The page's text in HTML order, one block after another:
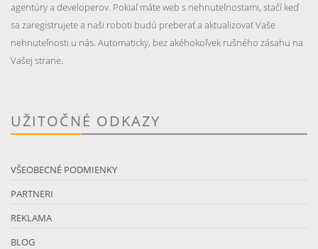
agentúry a developerov. Pokiaľ máte web s nehnuteľnostami, stačí keď
sa zaregistrujete a naši roboti budú preberať a aktualizovať Vaše
nehnuteľnosti u nás. Automaticky, bez akéhokoľvek rušného zásahu na
Vašej strane.
UŽITOČNÉ ODKAZY
VŠEOBECNÉ PODMIENKY
PARTNERI
REKLAMA
BLOG